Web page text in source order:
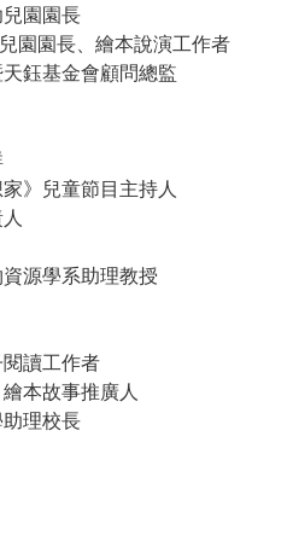
園園長
園長、繪本說演工作者
鈺基金會顧問總監
》兒童節目主持人
源學系助理教授
讀工作者
本故事推廣人
理校長